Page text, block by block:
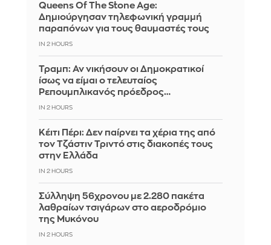
Queens Of The Stone Age:
Δημιούργησαν τηλεφωνική γραμμή
παραπόνων για τους θαυμαστές τους
IN 2 HOURS
Τραμπ: Αν νικήσουν οι Δημοκρατικοί
ίσως να είμαι ο τελευταίος
Ρεπουμπλικανός πρόεδρος…
IN 2 HOURS
Κέιτι Πέρι: Δεν παίρνει τα χέρια της από
τον Τζάστιν Τριντό στις διακοπές τους
στην Ελλάδα
IN 2 HOURS
Σύλληψη 56χρονου με 2.280 πακέτα
λαθραίων τσιγάρων στο αεροδρόμιο
της Μυκόνου
IN 2 HOURS